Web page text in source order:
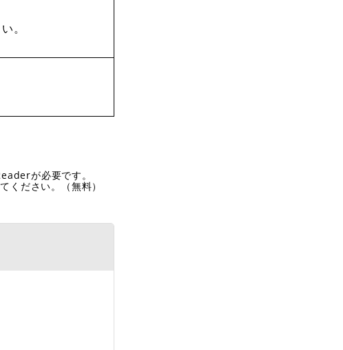
。
が必要です。
ださい。（無料）